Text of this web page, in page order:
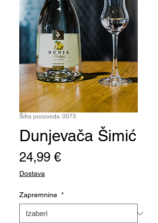
Šifra proizvoda: 0073
Dunjevača Šimić
24,99 €Cijena
Dostava
Zapremnine *